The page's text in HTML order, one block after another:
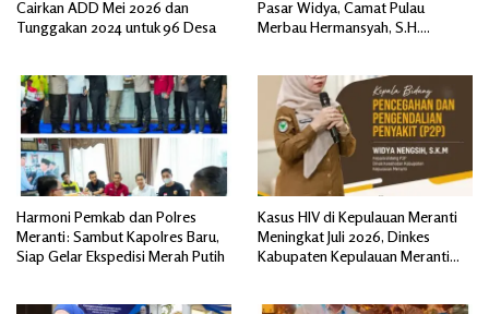
Cairkan ADD Mei 2026 dan
Tunggakan 2024 untuk 96 Desa
Pasar Widya, Camat Pulau
Merbau Hermansyah, S.H.
Harmoni Pemkab dan Polres
Meranti: Sambut Kapolres Baru,
Siap Gelar Ekspedisi Merah Putih
Kasus HIV di Kepulauan Meranti
Meningkat Juli 2026, Dinkes
Kabupaten Kepulauan Meranti